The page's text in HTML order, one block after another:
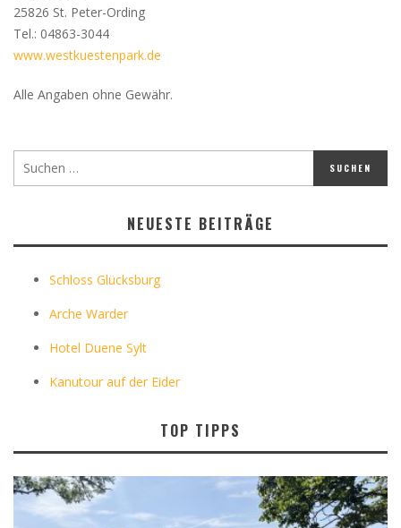
25826 St. Peter-Ording
Tel.: 04863-3044
www.westkuestenpark.de
Alle Angaben ohne Gewähr.
NEUESTE BEITRÄGE
Schloss Glücksburg
Arche Warder
Hotel Duene Sylt
Kanutour auf der Eider
TOP TIPPS